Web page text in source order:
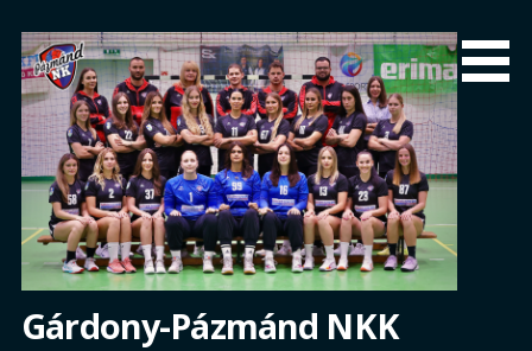
content
Gárdony-Pázmánd NKK